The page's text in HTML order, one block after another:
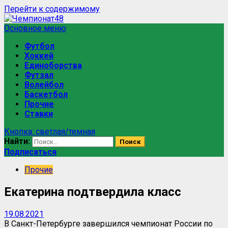
Перейти к содержимому
Основное меню
Футбол
Хоккей
Единоборства
Футзал
Волейбол
Баскетбол
Прочие
Ставки
Кнопка: светлая/темная
Найти:
Подписаться
Прочие
Екатерина подтвердила класс
19.08.2021
В Санкт-Петербурге завершился чемпионат России по